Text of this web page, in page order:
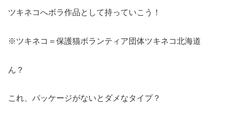
ツキネコへボラ作品として持っていこう！
※ツキネコ＝保護猫ボランティア団体ツキネコ北海道
ん？
これ、パッケージがないとダメなタイプ？